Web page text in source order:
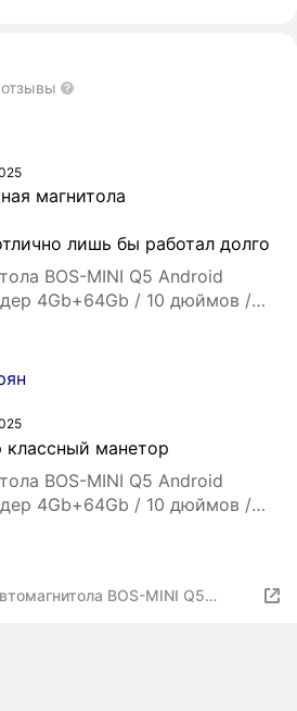
магнитола
лишь бы работал долго
BOS-MINI Q5 Android
4Gb+64Gb / 10 дюймов /
/ 2din / навигатор / CarPlay
классный манетор
BOS-MINI Q5 Android
4Gb+64Gb / 10 дюймов /
/ 2din / навигатор / CarPlay
BOS-MINI Q5